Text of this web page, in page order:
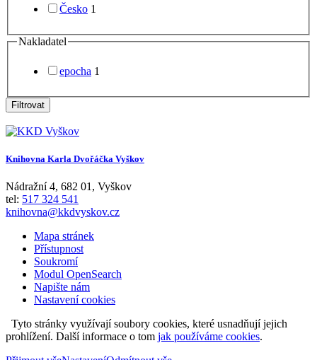
Česko 1
Nakladatel
epocha 1
Filtrovat
Knihovna Karla Dvořáčka Vyškov
Nádražní 4, 682 01, Vyškov
tel: 517 324 541
knihovna@kkdvyskov.cz
Mapa stránek
Přístupnost
Soukromí
Modul OpenSearch
Napište nám
Nastavení cookies
Tyto stránky využívají soubory cookies, které usnadňují jejich
prohlížení. Další informace o tom jak používáme cookies.